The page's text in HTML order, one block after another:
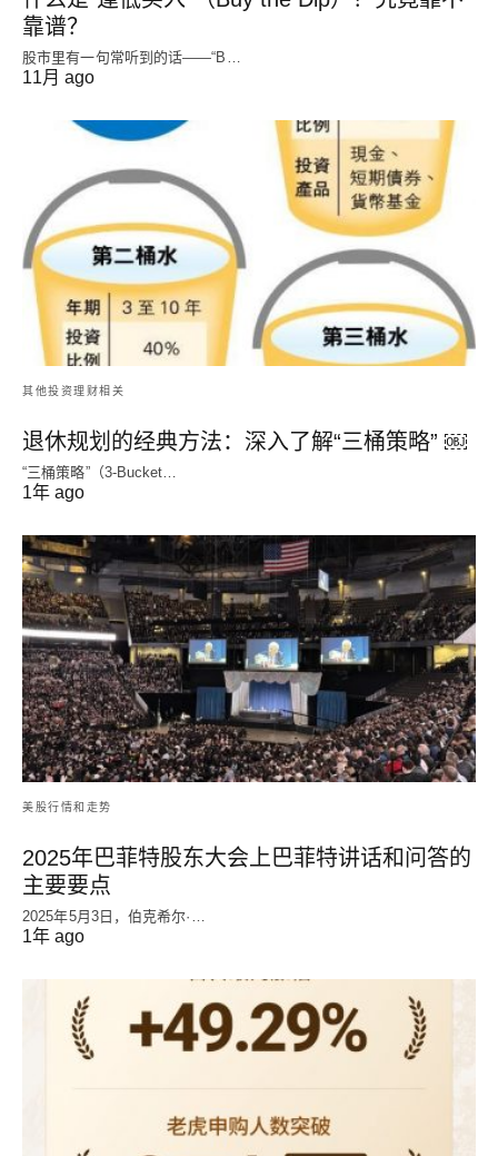
靠谱？
股市里有一句常听到的话——“B…
11月 ago
其他投资理财相关
退休规划的经典方法：深入了解“三桶策略” ￼
“三桶策略”（3-Bucket…
1年 ago
美股行情和走势
2025年巴菲特股东大会上巴菲特讲话和问答的
主要要点
2025年5月3日，伯克希尔·…
1年 ago